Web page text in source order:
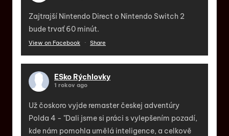
Zajtrajší Nintendo Direct o Nintendo Switch 2
bude trvať 60 minút.
View on Facebook · Share
ESko Rýchlovky
1 rokov ago
Už čoskoro vyjde remaster českej adventúry
Polda 4 - "Dali jsme si práci s vylepšením pozadí,
kde nám pomohla umělá inteligence, a celkově